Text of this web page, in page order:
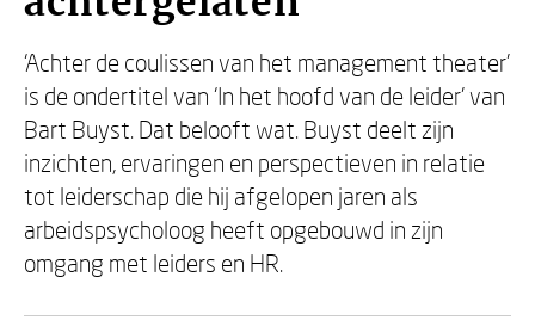
‘Achter de coulissen van het management theater’
is de ondertitel van ‘In het hoofd van de leider’ van
Bart Buyst. Dat belooft wat. Buyst deelt zijn
inzichten, ervaringen en perspectieven in relatie
tot leiderschap die hij afgelopen jaren als
arbeidspsycholoog heeft opgebouwd in zijn
omgang met leiders en HR.